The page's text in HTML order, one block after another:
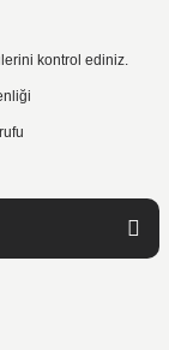
kontrol ediniz.